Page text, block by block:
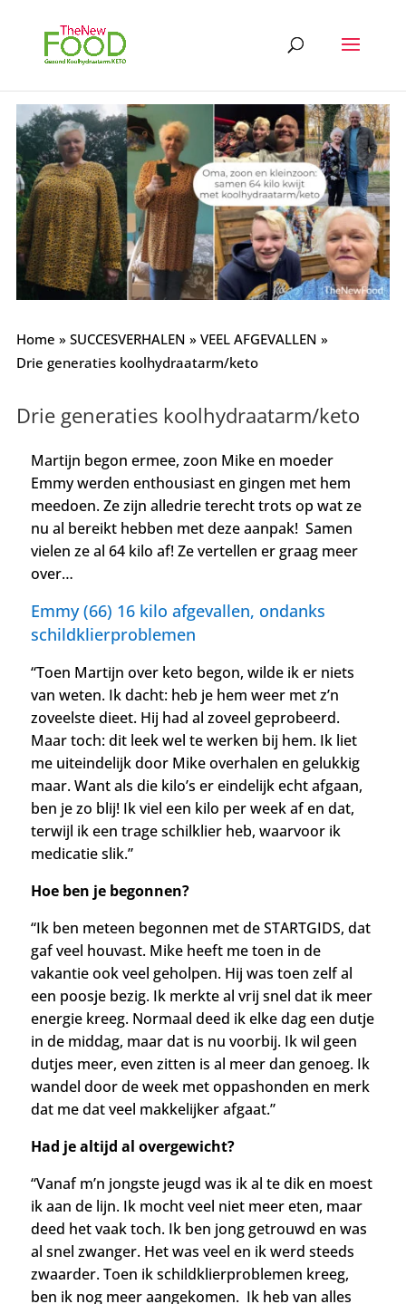
Home » SUCCESVERHALEN » VEEL AFGEVALLEN »
Drie generaties koolhydraatarm/keto
Drie generaties koolhydraatarm/keto
Martijn begon ermee, zoon Mike en moeder
Emmy werden enthousiast en gingen met hem
meedoen. Ze zijn alledrie terecht trots op wat ze
nu al bereikt hebben met deze aanpak! Samen
vielen ze al 64 kilo af! Ze vertellen er graag meer
over…
Emmy (66) 16 kilo afgevallen, ondanks
schildklierproblemen
“Toen Martijn over keto begon, wilde ik er niets
van weten. Ik dacht: heb je hem weer met z’n
zoveelste dieet. Hij had al zoveel geprobeerd.
Maar toch: dit leek wel te werken bij hem. Ik liet
me uiteindelijk door Mike overhalen en gelukkig
maar. Want als die kilo’s er eindelijk echt afgaan,
ben je zo blij! Ik viel een kilo per week af en dat,
terwijl ik een trage schilklier heb, waarvoor ik
medicatie slik.”
Hoe ben je begonnen?
“Ik ben meteen begonnen met de STARTGIDS, dat
gaf veel houvast. Mike heeft me toen in de
vakantie ook veel geholpen. Hij was toen zelf al
een poosje bezig. Ik merkte al vrij snel dat ik meer
energie kreeg. Normaal deed ik elke dag een dutje
in de middag, maar dat is nu voorbij. Ik wil geen
dutjes meer, even zitten is al meer dan genoeg. Ik
wandel door de week met oppashonden en merk
dat me dat veel makkelijker afgaat.”
Had je altijd al overgewicht?
“Vanaf m’n jongste jeugd was ik al te dik en moest
ik aan de lijn. Ik mocht veel niet meer eten, maar
deed het vaak toch. Ik ben jong getrouwd en was
al snel zwanger. Het was veel en ik werd steeds
zwaarder.Toen ik schildklierproblemen kreeg,
ben ik nog meer aangekomen. Ik heb van alles